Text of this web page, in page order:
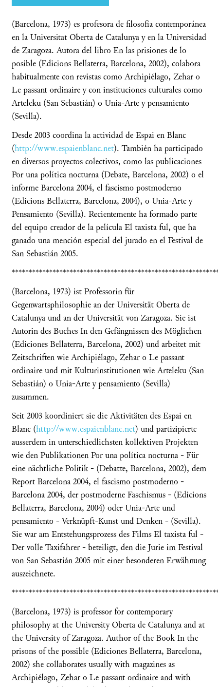
(Barcelona, 1973) es profesora de filosofía contemporánea
en la Universitat Oberta de Catalunya y en la Universidad
de Zaragoza. Autora del libro En las prisiones de lo
posible (Edicions Bellaterra, Barcelona, 2002), colabora
habitualmente con revistas como Archipiélago, Zehar o
Le passant ordinaire y con instituciones culturales como
Arteleku (San Sebastián) o Unia-Arte y pensamiento
(Sevilla).
Desde 2003 coordina la actividad de Espai en Blanc
(http://www.espaienblanc.net). También ha participado
en diversos proyectos colectivos, como las publicaciones
Por una política nocturna (Debate, Barcelona, 2002) o el
informe Barcelona 2004, el fascismo postmoderno
(Edicions Bellaterra, Barcelona, 2004), o Unia-Arte y
Pensamiento (Sevilla). Recientemente ha formado parte
del equipo creador de la película El taxista ful, que ha
ganado una mención especial del jurado en el Festival de
San Sebastián 2005.
(Barcelona, 1973) ist Professorin für
Gegenwartsphilosophie an der Universität Oberta de
Catalunya und an der Universität von Zaragoza. Sie ist
Autorin des Buches In den Gefängnissen des Möglichen
(Ediciones Bellaterra, Barcelona, 2002) und arbeitet mit
Zeitschriften wie Archipiélago, Zehar o Le passant
ordinaire und mit Kulturinstitutionen wie Arteleku (San
Sebastián) o Unia-Arte y pensamiento (Sevilla)
zusammen.
Seit 2003 koordiniert sie die Aktivitäten des Espai en
Blanc (http://www.espaienblanc.net) und partizipierte
ausserdem in unterschiedlichsten kollektiven Projekten
wie den Publikationen Por una política nocturna - Für
eine nächtliche Politik - (Debatte, Barcelona, 2002), dem
Report Barcelona 2004, el fascismo postmoderno -
Barcelona 2004, der postmoderne Faschismus - (Edicions
Bellaterra, Barcelona, 2004) oder Unia-Arte und
pensamiento - Verknüpft-Kunst und Denken - (Sevilla).
Sie war am Entstehungsprozess des Films El taxista ful -
Der volle Taxifahrer - beteiligt, den die Jurie im Festival
von San Sebastián 2005 mit einer besonderen Erwähnung
auszeichnete.
(Barcelona, 1973) is professor for contemporary
philosophy at the University Oberta de Catalunya and at
the University of Zaragoza. Author of the Book In the
prisons of the possible (Ediciones Bellaterra, Barcelona,
2002) she collaborates usually with magazines as
Archipiélago, Zehar o Le passant ordinaire and with